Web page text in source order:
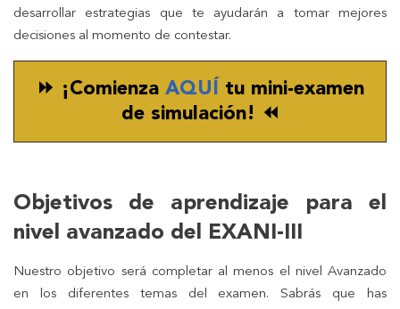
desarrollar estrategias que te ayudarán a tomar mejores
decisiones al momento de contestar.
⏩ ¡Comienza AQUÍ
tu mini-examen
de simulación! ⏪
Objetivos de aprendizaje para el
nivel avanzado del EXANI-III
Nuestro objetivo será completar al menos el nivel Avanzado
en los diferentes temas del examen. Sabrás que has